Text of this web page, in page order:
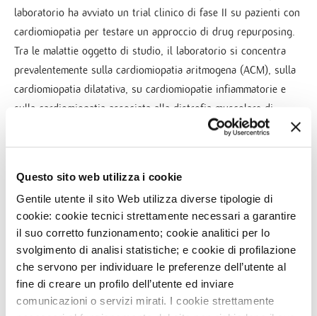
Questo sito web utilizza i cookie
Gentile utente il sito Web utilizza diverse tipologie di
cookie: cookie tecnici strettamente necessari a garantire
il suo corretto funzionamento; cookie analitici per lo
svolgimento di analisi statistiche; e cookie di profilazione
che servono per individuare le preferenze dell’utente al
fine di creare un profilo dell’utente ed inviare
comunicazioni o servizi mirati. I cookie strettamente
laboratorio ha avviato un trial clinico di fase II su pazienti con
cardiomiopatia per testare un approccio di drug repurposing.
Tra le malattie oggetto di studio, il laboratorio si concentra
prevalentemente sulla cardiomiopatia aritmogena (ACM), sulla
cardiomiopatia dilatativa, su cardiomiopatie infiammatorie e
sulla cardiomiopatia associata alla distrofia muscolare di
PROGETTI
Progetto 1
La cardiomiopatia aritmogena (ACM) è una malattia genetica
del cuore che porta a gravi aritmie, scompenso e morte
MIGLIORI PUBBLICAZIONI NEGLI ULTIMI 3
ANNI